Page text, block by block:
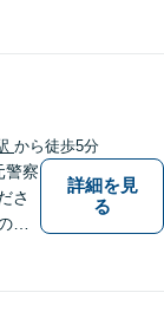
多
し
。
から徒歩5分
警察
さ
視
詳細を見
る